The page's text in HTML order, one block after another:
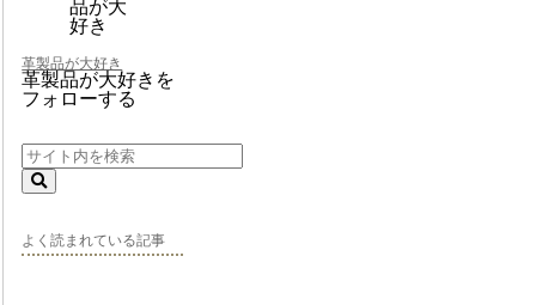
革製品が大好き
革製品が大好きを
フォローする
よく読まれている記事